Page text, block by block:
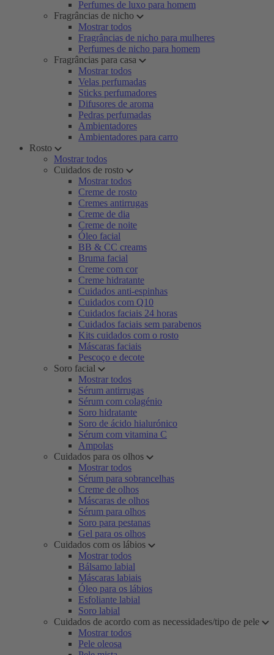
Perfumes de luxo para homem
Fragrâncias de nicho
Mostrar todos
Fragrâncias de nicho para mulheres
Perfumes de nicho para homem
Fragrâncias para casa
Mostrar todos
Velas perfumadas
Sticks perfumadores
Difusores de aroma
Pedras perfumadas
Ambientadores
Ambientadores para carro
Rosto
Mostrar todos
Cuidados de rosto
Mostrar todos
Creme de rosto
Cremes antirrugas
Creme de dia
Creme de noite
Óleo facial
BB & CC creams
Bruma facial
Creme com cor
Creme hidratante
Cuidados anti-espinhas
Cuidados com Q10
Cuidados faciais 24 horas
Cuidados faciais sem parabenos
Kits cuidados com o rosto
Máscaras faciais
Pescoço e decote
Soro facial
Mostrar todos
Sérum antirrugas
Sérum com colagénio
Soro hidratante
Soro de ácido hialurónico
Sérum com vitamina C
Ampolas
Cuidados para os olhos
Mostrar todos
Sérum para sobrancelhas
Creme de olhos
Máscaras de olhos
Sérum para olhos
Soro para pestanas
Gel para os olhos
Cuidados com os lábios
Mostrar todos
Bálsamo labial
Máscaras labiais
Óleo para os lábios
Esfoliante labial
Soro labial
Cuidados de acordo com as necessidades/tipo de pele
Mostrar todos
Pele oleosa